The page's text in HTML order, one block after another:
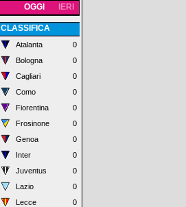
IERI
OGGI
CLASSIFICA
Atalanta
0
Bologna
0
Cagliari
0
Como
0
Fiorentina
0
Frosinone
0
Genoa
0
Inter
0
Juventus
0
Lazio
0
Lecce
0